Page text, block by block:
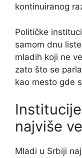
kontinuiranog
Političke
samom dnu
mladih koji ne
zato što se
kao mesto gde
najviše
Mladi u Srbiji